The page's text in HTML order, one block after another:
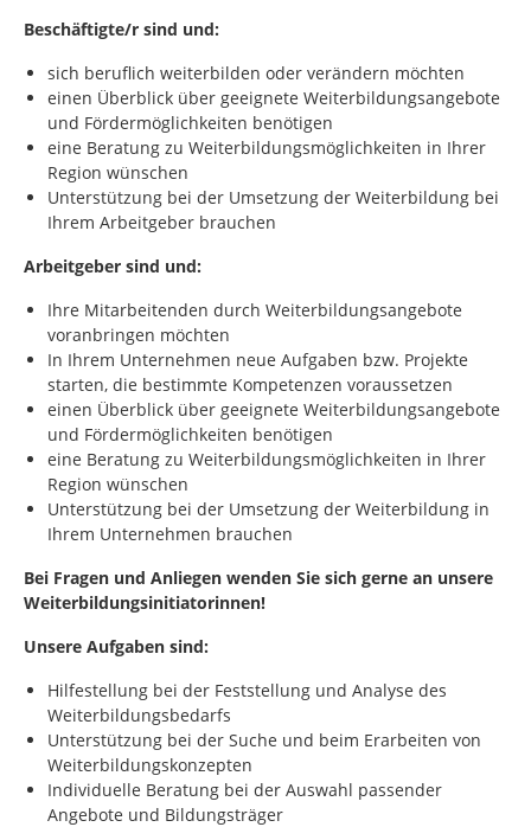
Beschäftigte/r sind und:
sich beruflich weiterbilden oder verändern möchten
einen Überblick über geeignete Weiterbildungsangebote
und Fördermöglichkeiten benötigen
eine Beratung zu Weiterbildungsmöglichkeiten in Ihrer
Region wünschen
Unterstützung bei der Umsetzung der Weiterbildung bei
Ihrem Arbeitgeber brauchen
Arbeitgeber sind und:
Ihre Mitarbeitenden durch Weiterbildungsangebote
voranbringen möchten
In Ihrem Unternehmen neue Aufgaben bzw. Projekte
starten, die bestimmte Kompetenzen voraussetzen
einen Überblick über geeignete Weiterbildungsangebote
und Fördermöglichkeiten benötigen
eine Beratung zu Weiterbildungsmöglichkeiten in Ihrer
Region wünschen
Unterstützung bei der Umsetzung der Weiterbildung in
Ihrem Unternehmen brauchen
Bei Fragen und Anliegen wenden Sie sich gerne an unsere
Weiterbildungsinitiatorinnen!
Unsere Aufgaben sind:
Hilfestellung bei der Feststellung und Analyse des
Weiterbildungsbedarfs
Unterstützung bei der Suche und beim Erarbeiten von
Weiterbildungskonzepten
Individuelle Beratung bei der Auswahl passender
Angebote und Bildungsträger